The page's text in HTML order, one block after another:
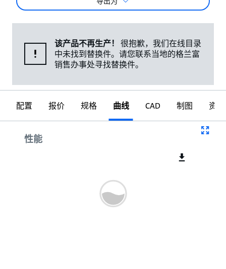
该产品不再生产！
很抱歉，我们在线目录
中未找到替换件。请您联系当地的格兰富
销售办事处寻找替换件。
配置 报价 规格 曲线 CAD 制图 资料
性能